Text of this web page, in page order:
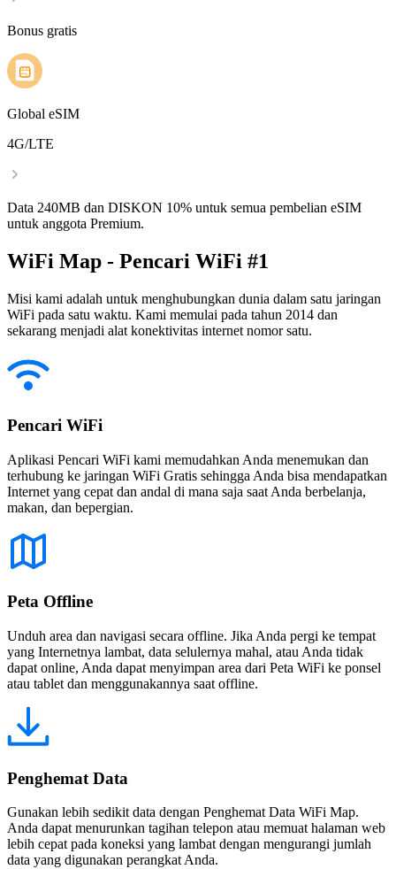
Bonus gratis
Global eSIM
4G/LTE
Data 240MB dan DISKON 10% untuk semua pembelian eSIM
untuk anggota Premium.
WiFi Map - Pencari WiFi #1
Misi kami adalah untuk menghubungkan dunia dalam satu jaringan
WiFi pada satu waktu. Kami memulai pada tahun 2014 dan
sekarang menjadi alat konektivitas internet nomor satu.
Pencari WiFi
Aplikasi Pencari WiFi kami memudahkan Anda menemukan dan
terhubung ke jaringan WiFi Gratis sehingga Anda bisa mendapatkan
Internet yang cepat dan andal di mana saja saat Anda berbelanja,
makan, dan bepergian.
Peta Offline
Unduh area dan navigasi secara offline. Jika Anda pergi ke tempat
yang Internetnya lambat, data selulernya mahal, atau Anda tidak
dapat online, Anda dapat menyimpan area dari Peta WiFi ke ponsel
atau tablet dan menggunakannya saat offline.
Penghemat Data
Gunakan lebih sedikit data dengan Penghemat Data WiFi Map.
Anda dapat menurunkan tagihan telepon atau memuat halaman web
lebih cepat pada koneksi yang lambat dengan mengurangi jumlah
data yang digunakan perangkat Anda.